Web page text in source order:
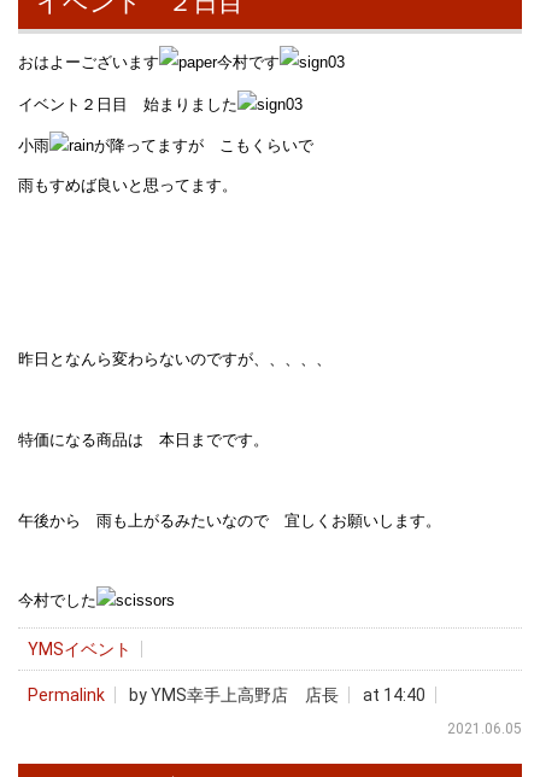
おはよーございます 今村です
イベント２日目 始まりました
小雨 が降ってますが こもくらいで
雨もすめば良いと思ってます。
昨日となんら変わらないのですが、、、、、
特価になる商品は 本日までです。
午後から 雨も上がるみたいなので 宜しくお願いします。
今村でした
YMSイベント
Permalink by YMS幸手上高野店 店長 at 14:40
2021.06.05